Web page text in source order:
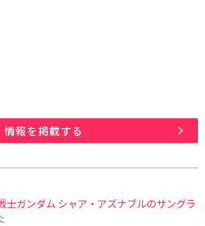
情報を掲載する
士ガンダム シャア・アズナブルのサングラ